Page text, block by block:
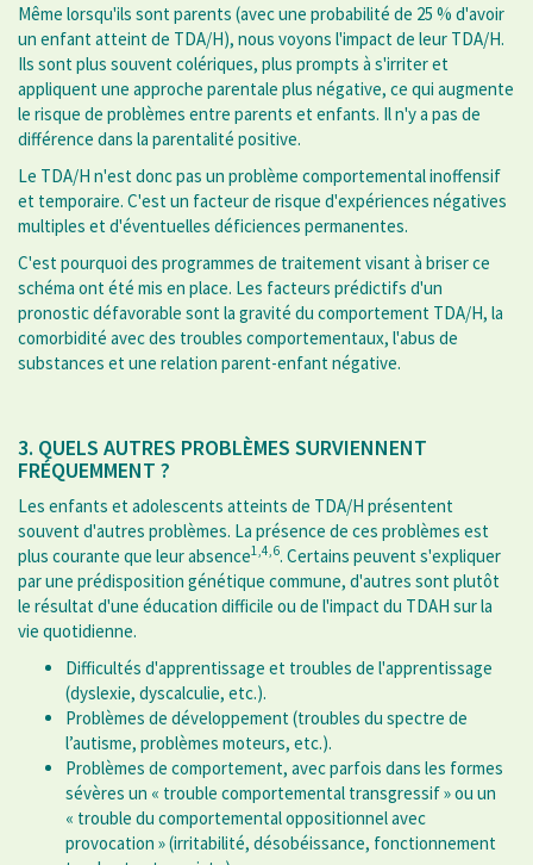
Même lorsqu'ils sont parents (avec une probabilité de 25 % d'avoir
un enfant atteint de TDA/H), nous voyons l'impact de leur TDA/H.
Ils sont plus souvent colériques, plus prompts à s'irriter et
appliquent une approche parentale plus négative, ce qui augmente
le risque de problèmes entre parents et enfants. Il n'y a pas de
différence dans la parentalité positive.
Le TDA/H n'est donc pas un problème comportemental inoffensif
et temporaire. C'est un facteur de risque d'expériences négatives
multiples et d'éventuelles déficiences permanentes.
C'est pourquoi des programmes de traitement visant à briser ce
schéma ont été mis en place. Les facteurs prédictifs d'un
pronostic défavorable sont la gravité du comportement TDA/H, la
comorbidité avec des troubles comportementaux, l'abus de
substances et une relation parent-enfant négative.
3. QUELS AUTRES PROBLÈMES SURVIENNENT
FRÉQUEMMENT ?
Les enfants et adolescents atteints de TDA/H présentent
souvent d'autres problèmes. La présence de ces problèmes est
plus courante que leur absence1,4,6. Certains peuvent s'expliquer
par une prédisposition génétique commune, d'autres sont plutôt
le résultat d'une éducation difficile ou de l'impact du TDAH sur la
vie quotidienne.
Difficultés d'apprentissage et troubles de l'apprentissage
(dyslexie, dyscalculie, etc.).
Problèmes de développement (troubles du spectre de
l’autisme, problèmes moteurs, etc.).
Problèmes de comportement, avec parfois dans les formes
sévères un « trouble comportemental transgressif » ou un
« trouble du comportemental oppositionnel avec
provocation » (irritabilité, désobéissance, fonctionnement